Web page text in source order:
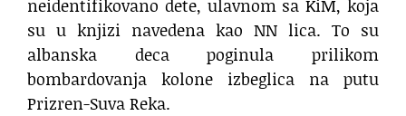
neidentifikovano dete, ulavnom sa KiM, koja
su u knjizi navedena kao NN lica. To su
albanska deca poginula prilikom
bombardovanja kolone izbeglica na putu
Prizren-Suva Reka.